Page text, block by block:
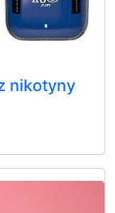
nikotyny